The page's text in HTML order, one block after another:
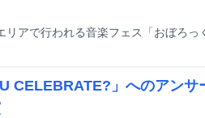
CELEBRATE?」へのアンサ